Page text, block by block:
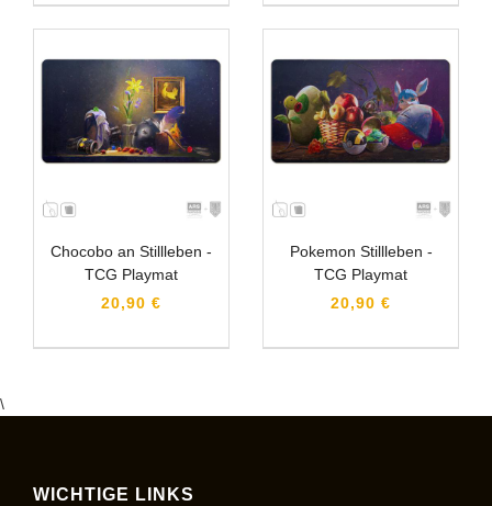
Chocobo an Stillleben -
TCG Playmat
20,90 €
Pokemon Stillleben -
TCG Playmat
20,90 €
\
WICHTIGE LINKS